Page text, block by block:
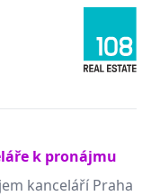
k pronájmu
kanceláří Praha